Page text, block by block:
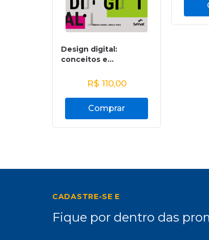
Design digital:
conceitos e...
R$ 110,00
Comprar
CADASTRE-SE E
Fique por dentro das